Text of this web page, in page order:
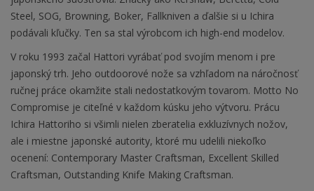
Steel, SOG, Browning, Boker, Fallkniven a ďalšie si u Ichira
podávali kľučky. Ten sa stal výrobcom ich high-end modelov.
V roku 1993 začal Hattori vyrábať pod svojím menom i pre
japonský trh. Jeho outdoorové nože sa vzhľadom na náročnosť
ručnej práce okamžite stali nedostatkovým tovarom. Motto No
Compromise je citeľné v každom kúsku jeho výtvoru. Prácu
Ichira Hattoriho si všimli nielen zberatelia exkluzívnych nožov,
ale i miestne japonské autority, ktoré mu udelili niekoľko
ocenení: Contemporary Master Craftsman, Excellent Skilled
Craftsman, Outstanding Knife Making Craftsman.